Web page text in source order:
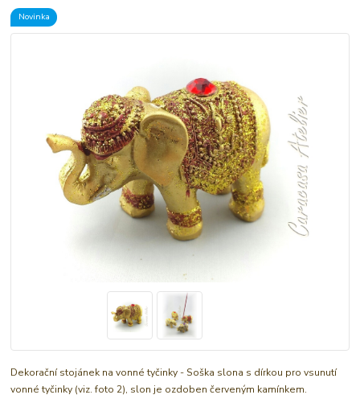
Novinka
Dekorační stojánek na vonné tyčinky - Soška slona s dírkou pro vsunutí
vonné tyčinky (viz. foto 2), slon je ozdoben červeným kamínkem.